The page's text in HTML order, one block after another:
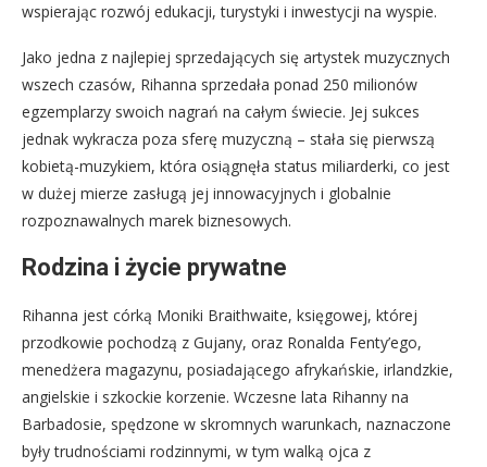
wspierając rozwój edukacji, turystyki i inwestycji na wyspie.
Jako jedna z najlepiej sprzedających się artystek muzycznych
wszech czasów, Rihanna sprzedała ponad 250 milionów
egzemplarzy swoich nagrań na całym świecie. Jej sukces
jednak wykracza poza sferę muzyczną – stała się pierwszą
kobietą-muzykiem, która osiągnęła status miliarderki, co jest
w dużej mierze zasługą jej innowacyjnych i globalnie
rozpoznawalnych marek biznesowych.
Rodzina i życie prywatne
Rihanna jest córką Moniki Braithwaite, księgowej, której
przodkowie pochodzą z Gujany, oraz Ronalda Fenty’ego,
menedżera magazynu, posiadającego afrykańskie, irlandzkie,
angielskie i szkockie korzenie. Wczesne lata Rihanny na
Barbadosie, spędzone w skromnych warunkach, naznaczone
były trudnościami rodzinnymi, w tym walką ojca z